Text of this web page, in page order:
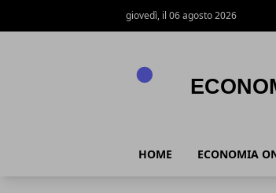
giovedì, il 06 agosto 2026
HOME ECONOMIA